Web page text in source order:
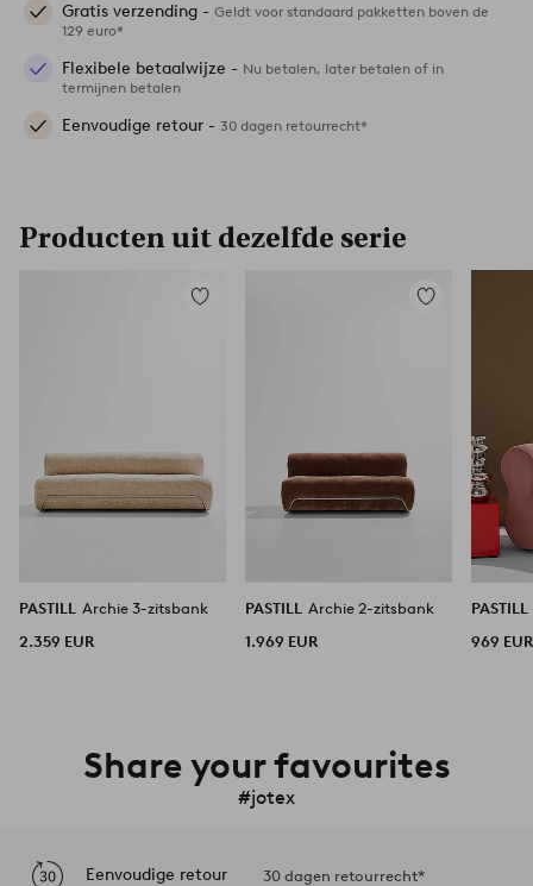
Gratis verzending - Geldt voor standaard pakketten boven de
129 euro*
Flexibele betaalwijze - Nu betalen, later betalen of in
termijnen betalen
Eenvoudige retour - 30 dagen retourrecht*
Producten uit dezelfde serie
Toevoegen
PASTILL Archie 3-zitsbank
2.359 EUR
Toevoegen
PASTILL
Archie 2-zitsbank
1.969 EUR
PASTILL
969 EUR
Share your favourites
#jotex
Eenvoudige retour 30 dagen retourrecht*